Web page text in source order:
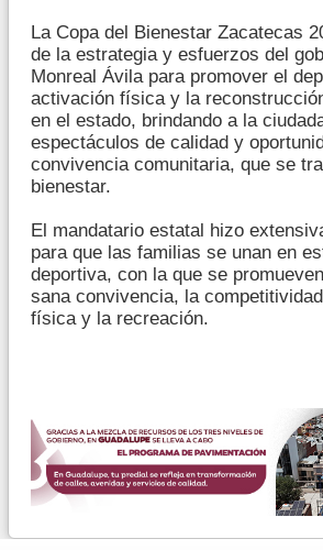
La Copa del Bienestar Zacatecas
de la estrategia y esfuerzos del
Monreal Ávila para promover el
activación física y la
en el estado, brindando a la
espectáculos de calidad y
convivencia comunitaria, que se
bienestar.
El mandatario estatal hizo
para que las familias se unan en
deportiva, con la que se
sana convivencia, la
física y la recreación.